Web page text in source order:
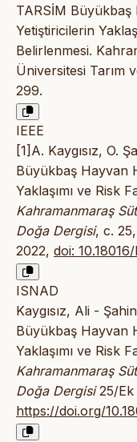
TARSİM Büyükbaş
Yetiştiricilerin
Belirlenmesi.
Üniversitesi Tarım
299.
IEEE
[1]A. Kaygısız, O.
Büyükbaş Hayvan
Yaklaşımı ve Risk
Kahramanmaraş
Doğa Dergisi, c.
2022, doi:
ISNAD
Kaygısız, Ali -
Büyükbaş Hayvan
Yaklaşımı ve Risk
Kahramanmaraş
Doğa Dergisi25/Ek
https://doi.org/